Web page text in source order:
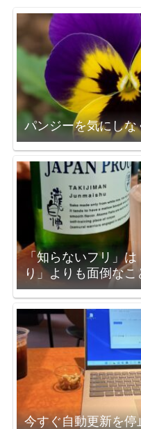
パンジーを気にしな
「知らないフリ」
り」よりも面倒なこ
今すぐ自動更新を停